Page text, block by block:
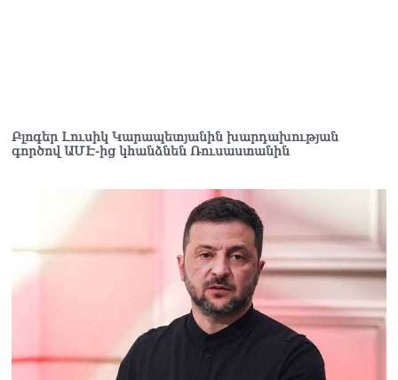
Բլոգեր Լուսիկ Կարապետյանին խարդախության
գործով ԱՄԷ-ից կհանձնեն Ռուսաստանին